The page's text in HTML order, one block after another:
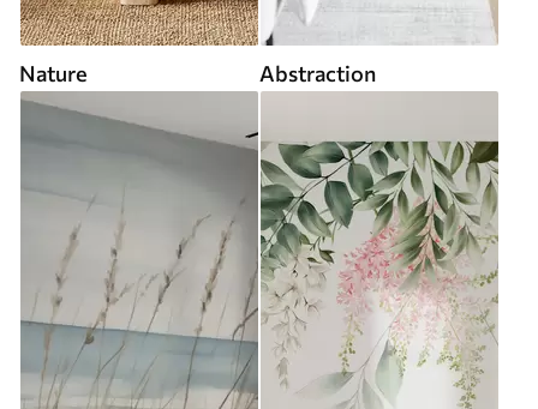
Nature Abstraction